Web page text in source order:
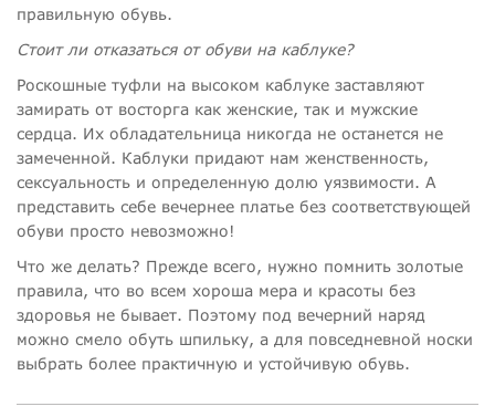
правильную обувь.
Стоит ли отказаться от обуви на каблуке?
Роскошные туфли на высоком каблуке заставляют
замирать от восторга как женские, так и мужские
сердца. Их обладательница никогда не останется не
замеченной. Каблуки придают нам женственность,
сексуальность и определенную долю уязвимости. А
представить себе вечернее платье без соответствующей
обуви просто невозможно!
Что же делать? Прежде всего, нужно помнить золотые
правила, что во всем хороша мера и красоты без
здоровья не бывает. Поэтому под вечерний наряд
можно смело обуть шпильку, а для повседневной носки
выбрать более практичную и устойчивую обувь.